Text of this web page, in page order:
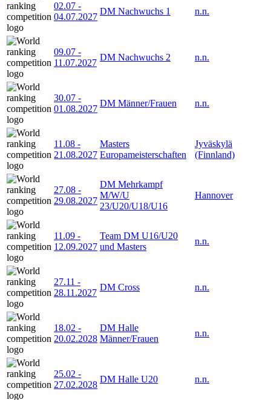
02.07 -
04.07.2027
DM Nachwuchs 1 n.n.
09.07 -
11.07.2027
DM Nachwuchs 2 n.n.
30.07 -
01.08.2027
DM Männer/Frauen n.n.
11.08 -
21.08.2027
Masters
Europameisterschaften
Jyväskylä
(Finnland)
27.08 -
29.08.2027
DM Mehrkampf
M/W/U
23/U20/U18/U16
Hannover
11.09 -
12.09.2027
Team DM U16/U20
und Masters
n.n.
27.11 -
28.11.2027
DM Cross n.n.
18.02 -
20.02.2028
DM Halle
Männer/Frauen
n.n.
25.02 -
27.02.2028
DM Halle U20 n.n.